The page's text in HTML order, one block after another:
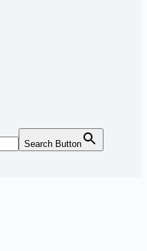
Search Button